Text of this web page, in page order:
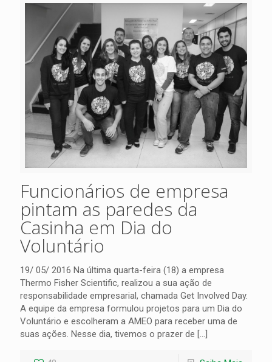
Funcionários de empresa
pintam as paredes da
Casinha em Dia do
Voluntário
19/ 05/ 2016 Na última quarta-feira (18) a empresa
Thermo Fisher Scientific, realizou a sua ação de
responsabilidade empresarial, chamada Get Involved Day.
A equipe da empresa formulou projetos para um Dia do
Voluntário e escolheram a AMEO para receber uma de
suas ações. Nesse dia, tivemos o prazer de […]